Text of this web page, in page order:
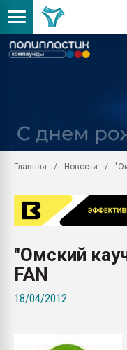
Главная Новости
"Омский
FAN
18/04/2012